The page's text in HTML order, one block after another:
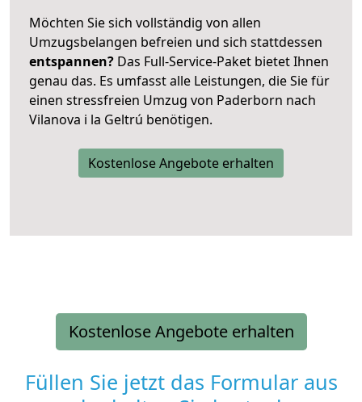
Möchten Sie sich vollständig von allen
Umzugsbelangen befreien und sich stattdessen
entspannen? Das Full-Service-Paket bietet Ihnen
genau das. Es umfasst alle Leistungen, die Sie für
einen stressfreien Umzug von Paderborn nach
Vilanova i la Geltrú benötigen.
Kostenlose Angebote erhalten
Kostenlose Angebote erhalten
Füllen Sie jetzt das Formular aus